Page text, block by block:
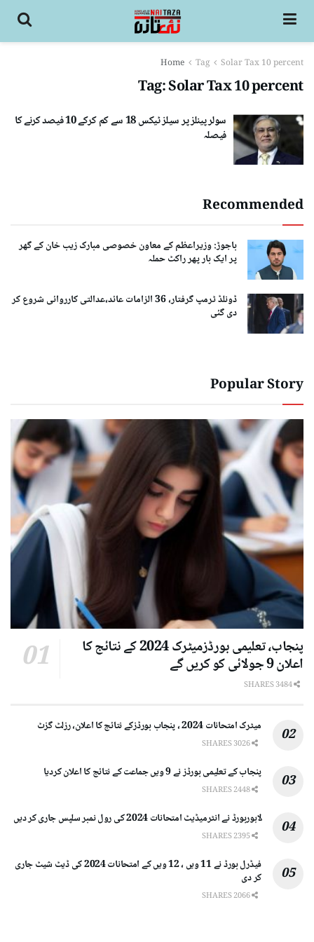
Home Tag Solar Tax 10 percent
Tag:Solar Tax 10 percent
سولر پینلز پر سیلز ٹیکس 18 سے کم کرکے 10 فیصد کرنے کا
فیصلہ
Recommended
باجوڑ: وزیراعظم کے معاون خصوصی مبارک زیب خان کے گھر
پر ایک بار پھر راکٹ حملہ
ڈونلڈ ٹرمپ گرفتار، 36 الزامات عائد،عدالتی کارروائی شروع کر
دی گئی
Popular Story
پنجاب، تعلیمی بورڈزمیٹرک 2024 کے نتائج کا
اعلان 9 جولائی کو کریں گے
میٹرک امتحانات 2024 ، پنجاب بورڈزکے نتائج کا اعلان، رزلٹ گزٹ
پنجاب کے تعلیمی بورڈز نے 9 ویں جماعت کے نتائج کا اعلان کردیا
لاہوربورڈ نے انٹرمیڈیٹ امتحانات 2024 کی رول نمبر سلپس جاری کر دیں
فیڈرل بورڈ نے 11 ویں ، 12 ویں کے امتحانات 2024 کی ڈیٹ شیٹ جاری
کر دی